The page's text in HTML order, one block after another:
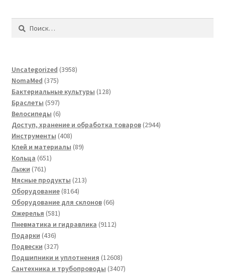
Найти:
Uncategorized 39583958
NomaMed 375375
товаров
Бактериальные культуры 128128
Браслеты 597597
товаров
Велосипеды 66
товаров
Доступ, хранение и обработка товаров 29442944
Инструменты 408408
товаров
Клей и материалы 8989
Кольца 651651
Лыжи 761761
товар
Мясные продукты 213213
Оборудование 81648164
товара
Оборудование для склонов 6666
Ожерелья 581581
товар
Пневматика и гидравлика 91129112
Подарки 436436
товаров
Подвески 327327
товаров
Подшипники и уплотнения 1260812608
товаров
Сантехника и трубопроводы 34073407